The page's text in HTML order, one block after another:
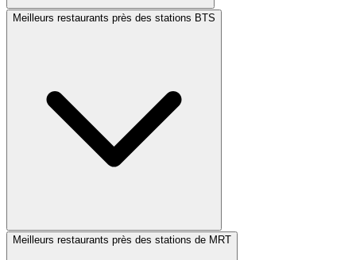
Meilleurs restaurants près des stations BTS
Meilleurs restaurants près des stations de MRT